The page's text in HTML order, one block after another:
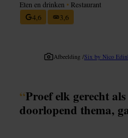
Eten en drinken • Restaurant
4,6
3,6
Afbeelding /Six by Nico
“Proef elk gerecht
doorlopend thema,